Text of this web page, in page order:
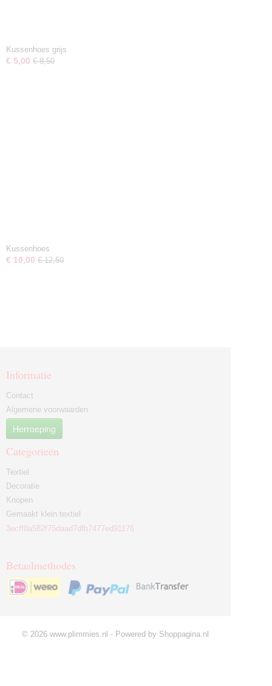
Kussenhoes grijs
€ 5,00 € 8,50
Kussenhoes
€ 10,00 € 12,50
Informatie
Contact
Algemene voorwaarden
Herroeping
Categorieën
Textiel
Decoratie
Knopen
Gemaakt klein textiel
3ecff8a582f75daad7dfb7477ed91176
Betaalmethodes
© 2026 www.plimmies.nl - Powered by Shoppagina.nl